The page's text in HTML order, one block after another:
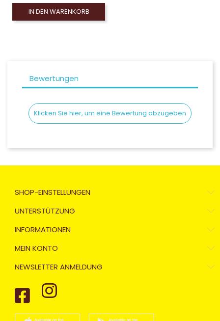
IN DEN WARENKORB
Bewertungen
Klicken Sie hier, um eine Bewertung abzugeben
SHOP-EINSTELLUNGEN
UNTERSTÜTZUNG
INFORMATIONEN
MEIN KONTO
NEWSLETTER ANMELDUNG